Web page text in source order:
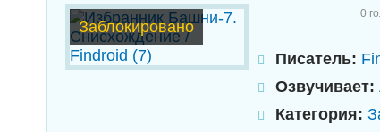
Заблокировано
0
Писатель:
Озвучивает:
Категория: